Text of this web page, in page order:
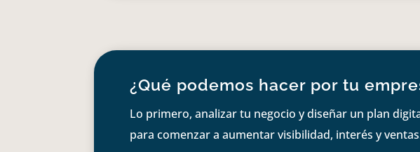
¿Qué podemos hacer por tu
Lo primero, analizar tu negocio y diseñar un plan
para comenzar a aumentar visibilidad, interés y